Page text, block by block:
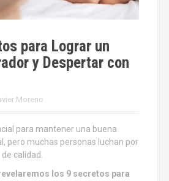
para Lograr un
y Despertar con
Moreno
para mantener una buena
pero muchas personas luchan por
calidad.
los 9 secretos para